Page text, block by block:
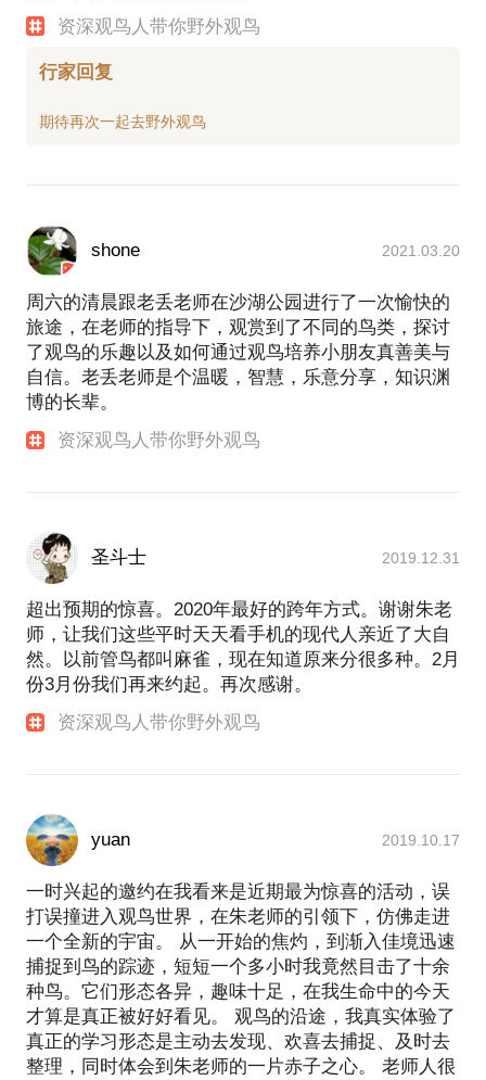
资深观鸟人带你野外观鸟
行家回复
shone 2021.03.20
周六的清晨跟老丢老师在沙湖公园进行了一次愉快的
旅途，在老师的指导下，观赏到了不同的鸟类，探讨
了观鸟的乐趣以及如何通过观鸟培养小朋友真善美与
自信。老丢老师是个温暖，智慧，乐意分享，知识渊
博的长辈。
资深观鸟人带你野外观鸟
圣斗士 2019.12.31
超出预期的惊喜。2020年最好的跨年方式。谢谢朱老
师，让我们这些平时天天看手机的现代人亲近了大自
然。以前管鸟都叫麻雀，现在知道原来分很多种。2月
份3月份我们再来约起。再次感谢。
资深观鸟人带你野外观鸟
yuan 2019.10.17
一时兴起的邀约在我看来是近期最为惊喜的活动，误
打误撞进入观鸟世界，在朱老师的引领下，仿佛走进
一个全新的宇宙。 从一开始的焦灼，到渐入佳境迅速
捕捉到鸟的踪迹，短短一个多小时我竟然目击了十余
种鸟。它们形态各异，趣味十足，在我生命中的今天
才算是真正被好好看见。 观鸟的沿途，我真实体验了
真正的学习形态是主动去发现、欢喜去捕捉、及时去
整理，同时体会到朱老师的一片赤子之心。 老师人很